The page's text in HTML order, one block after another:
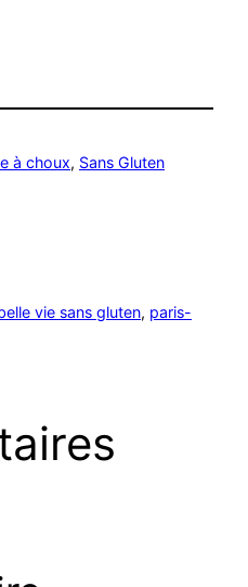
à choux, Sans Gluten
vie sans gluten, paris-